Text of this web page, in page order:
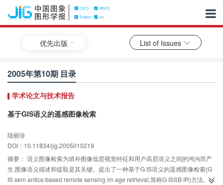
优先出版 List of Issues
2005年第10期 目录
学术论文与技术报告
基于GIS语义的遥感图像检索
陆丽珍
DOI：10.11834/jig.2005010219
摘要： 语义图像检索为填补图像低层视觉特征和用户高层语义之间的鸿沟而产
生,图像语义描述和提取是其关键。提出了一种基于G IS语义的遥感图像检索(G
IS sem antics-based remote sensing im age retrieval,简称G ISSB IR)方法,主